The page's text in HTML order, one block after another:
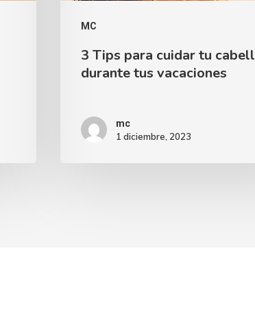
MC
3 Tips para cuidar tu
durante tus vacaciones
mc
1 diciembre, 2023